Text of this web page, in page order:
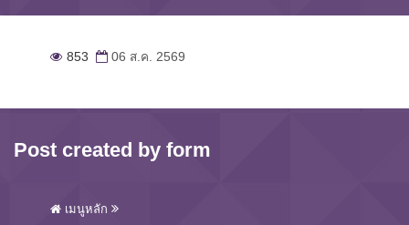
853 06 ส.ค. 2569
Post created by form
เมนูหลัก